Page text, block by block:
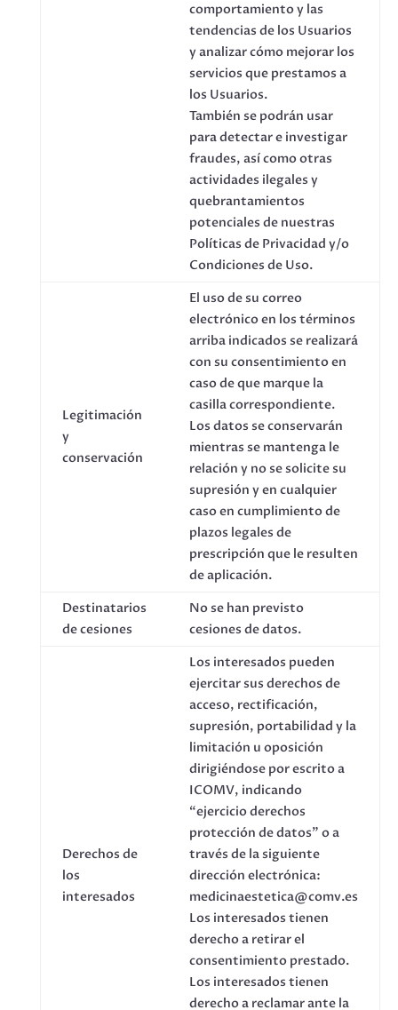
comportamiento y las
tendencias de los Usuarios
y analizar cómo mejorar los
servicios que prestamos a
los Usuarios.
También se podrán usar
para detectar e investigar
fraudes, así como otras
actividades ilegales y
quebrantamientos
potenciales de nuestras
Políticas de Privacidad y/o
Condiciones de Uso.
Legitimación
y
conservación
El uso de su correo
electrónico en los términos
arriba indicados se realizará
con su consentimiento en
caso de que marque la
casilla correspondiente.
Los datos se conservarán
mientras se mantenga le
relación y no se solicite su
supresión y en cualquier
caso en cumplimiento de
plazos legales de
prescripción que le resulten
de aplicación.
Destinatarios
de cesiones
No se han previsto
cesiones de datos.
Derechos de
los
interesados
Los interesados pueden
ejercitar sus derechos de
acceso, rectificación,
supresión, portabilidad y la
limitación u oposición
dirigiéndose por escrito a
ICOMV, indicando
“ejercicio derechos
protección de datos” o a
través de la siguiente
dirección electrónica:
medicinaestetica@comv.es
Los interesados tienen
derecho a retirar el
consentimiento prestado.
Los interesados tienen
derecho a reclamar ante la